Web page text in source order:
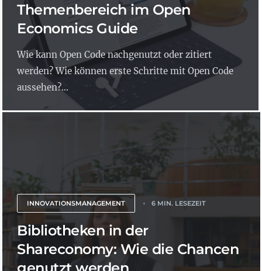
Themenbereich im Open
Economics Guide
Wie kann Open Code nachgenutzt oder zitiert
werden? Wie können erste Schritte mit Open Code
aussehen?...
INNOVATIONSMANAGEMENT 6 MIN. LESEZEIT
Bibliotheken in der
Shareconomy: Wie die Chancen